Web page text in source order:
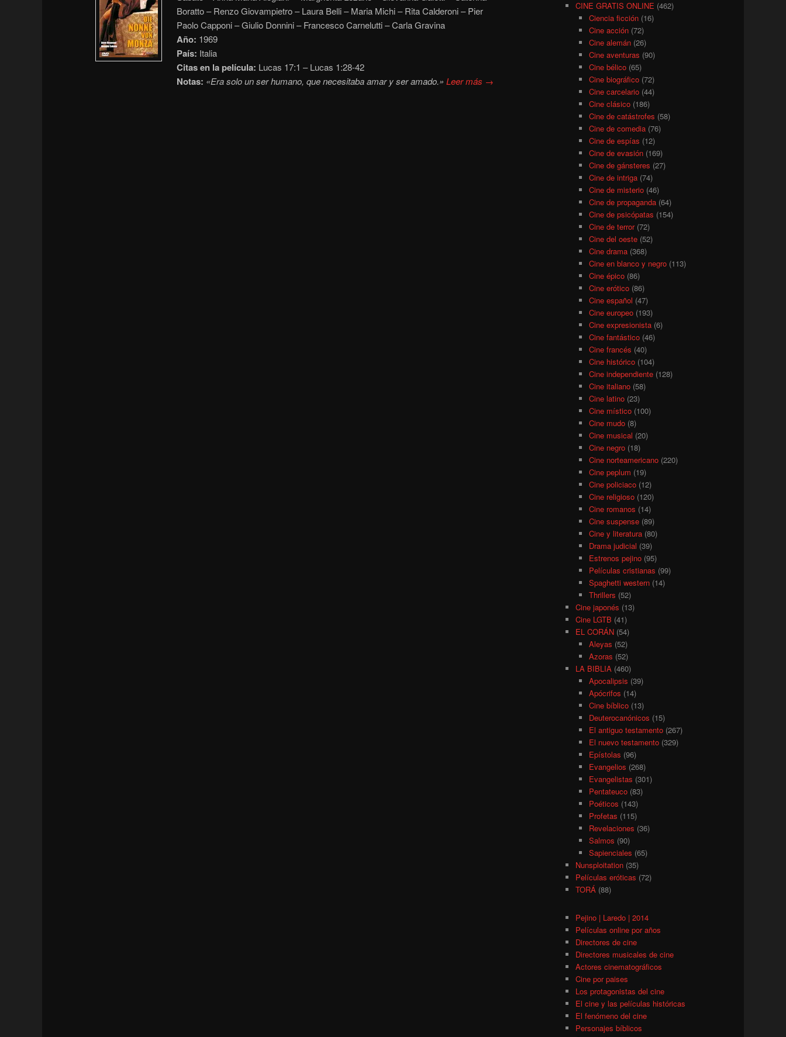
Boratto – Renzo Giovampietro – Laura Belli – Maria Michi – Rita Calderoni – Pier
Paolo Capponi – Giulio Donnini – Francesco Carnelutti – Carla Gravina
Año: 1969
País: Italia
Citas en la película: Lucas 17:1 – Lucas 1:28-42
Notas: «Era solo un ser humano, que necesitaba amar y ser amado.» Leer más →
CINE GRATIS ONLINE (462)
Ciencia ficción(16)
Cine acción(72)
Cine alemán(26)
Cine aventuras (90)
Cine bélico(65)
Cine biográfico(72)
Cine carcelario(44)
Cine clásico(186)
Cine de catástrofes (58)
Cine de comedia(76)
Cine de espías (12)
Cine de evasión(169)
Cine de gánsteres (27)
Cine de intriga(74)
Cine de misterio(46)
Cine de propaganda(64)
Cine de psicópatas (154)
Cine de terror(72)
Cine del oeste(52)
Cine drama(368)
Cine en blanco y negro(113)
Cine épico(86)
Cine erótico(86)
Cine español (47)
Cine europeo(193)
Cine expresionista(6)
Cine fantástico(46)
Cine francés (40)
Cine histórico(104)
Cine independiente(128)
Cine italiano(58)
Cine latino(23)
Cine místico(100)
Cine mudo(8)
Cine musical (20)
Cine negro(18)
Cine norteamericano(220)
Cine peplum (19)
Cine policiaco(12)
Cine religioso(120)
Cine romanos (14)
Cine suspense(89)
Cine y literatura(80)
Drama judicial (39)
Estrenos pejino(95)
Películas cristianas (99)
Spaghetti western(14)
Thrillers (52)
Cine japonés (13)
Cine LGTB (41)
EL CORÁN (54)
Aleyas (52)
Azoras (52)
LA BIBLIA (460)
Apocalipsis (39)
Apócrifos (14)
Cine bíblico(13)
Deuterocanónicos (15)
El antiguo testamento(267)
El nuevo testamento(329)
Epístolas (96)
Evangelios (268)
Evangelistas (301)
Pentateuco(83)
Poéticos (143)
Profetas (115)
Revelaciones (36)
Salmos (90)
Sapienciales (65)
Nunsploitation (35)
Películas eróticas (72)
TORÁ (88)
Pejino | Laredo | 2014
Películas online por años
Directores de cine
Directores musicales de cine
Actores cinematográficos
Cine por paises
Los protagonistas del cine
El cine y las películas históricas
El fenómeno del cine
Personajes bíblicos